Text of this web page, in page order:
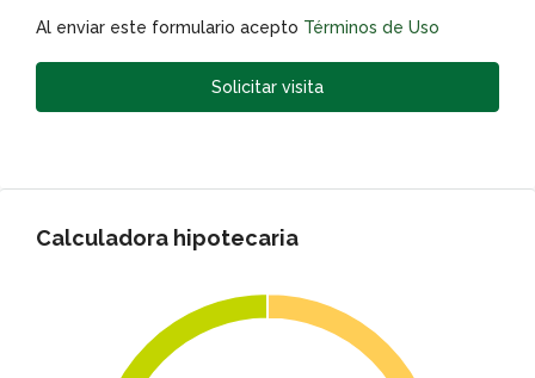
Al enviar este formulario acepto Términos de Uso
Solicitar visita
Calculadora hipotecaria